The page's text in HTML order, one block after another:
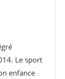
Le sport
enfance